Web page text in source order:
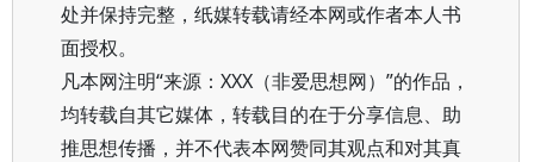
处并保持完整，纸媒转载请经本网或作者本人书
面授权。
凡本网注明“来源：XXX（非爱思想网）”的作品，
均转载自其它媒体，转载目的在于分享信息、助
推思想传播，并不代表本网赞同其观点和对其真